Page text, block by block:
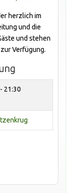
herzlich im
und die
und stehen
Verfügung.
21:30